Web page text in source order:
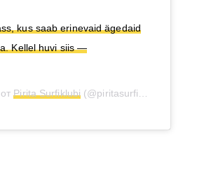
kus saab erinevaid ägedaid
Kellel huvi siis —
отPirita Surfiklubi (@piritasurfiklubi)